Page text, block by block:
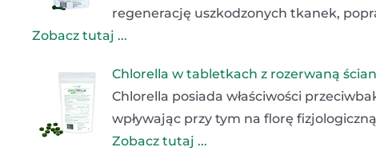
regenerację uszkodzonych tkanek,
Zobacz tutaj ...
Chlorella w tabletkach z rozerwaną
Chlorella posiada właściwości
wpływając przy tym na florę
Zobacz tutaj ...